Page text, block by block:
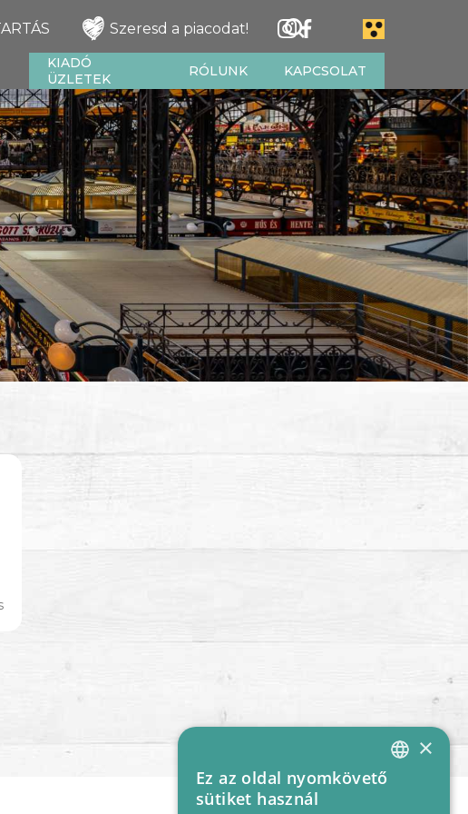
Szeresd a piacodat!
KIADÓ
ÜZLETEK
RÓLUNK KAPCSOLAT
HUNGARIAN
×
Ez az oldal nyomkövető
sütiket használ